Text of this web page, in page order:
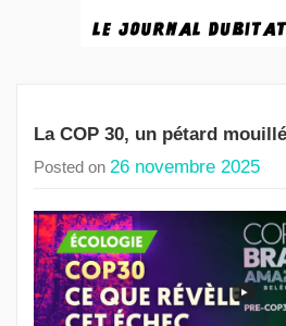
La COP 30, un pétard
Posted on 26 novembre 2025